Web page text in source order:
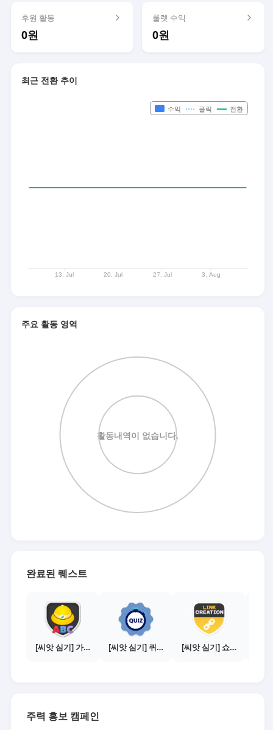
후원 활동
0원
룰렛 수익
0원
최근 전환 추이
주요 활동 영역
완료된 퀘스트
[씨앗 심기] 가이드보기 - 매체별 활동 가이드 [씨앗 심기] 퀴즈 참여하기 [씨앗 심기] 쇼핑몰 링크 발급하기 - 제휴몰 10곳
주력 홍보 캠페인